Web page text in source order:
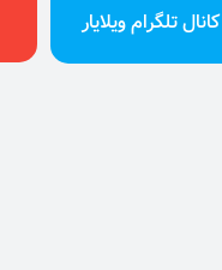
کانال تلگرام ویلایار